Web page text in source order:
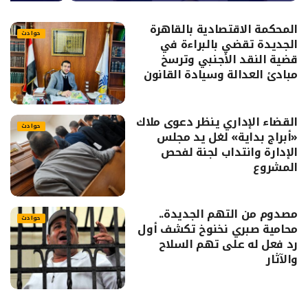
حوادث المحكمة الاقتصادية بالقاهرة
الجديدة تقضي بالبراءة في
قضية النقد الأجنبي وترسخ
مبادئ العدالة وسيادة القانون
حوادث القضاء الإداري ينظر دعوى ملاك
«أبراج بداية» لغل يد مجلس
الإدارة وانتداب لجنة لفحص
المشروع
حوادث مصدوم من التهم الجديدة..
محامية صبري نخنوخ تكشف أول
رد فعل له على تهم السلاح
والآثار